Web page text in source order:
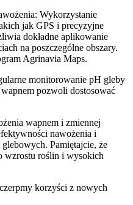
Wykorzystanie
jak GPS i precyzyjne
dokładne aplikowanie
na poszczególne obszary.
Agrinavia Maps.
monitorowanie pH gleby
pozwoli dostosować
wapnem i zmiennej
nawożenia i
Pamiętajcie, że
wzrostu roślin i wysokich
korzyści z nowych